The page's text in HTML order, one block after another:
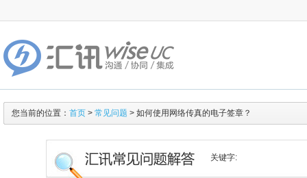
您当前的位置： 首页 > 常见问题 > 如何使用网络传真的电子签章？
关键字: